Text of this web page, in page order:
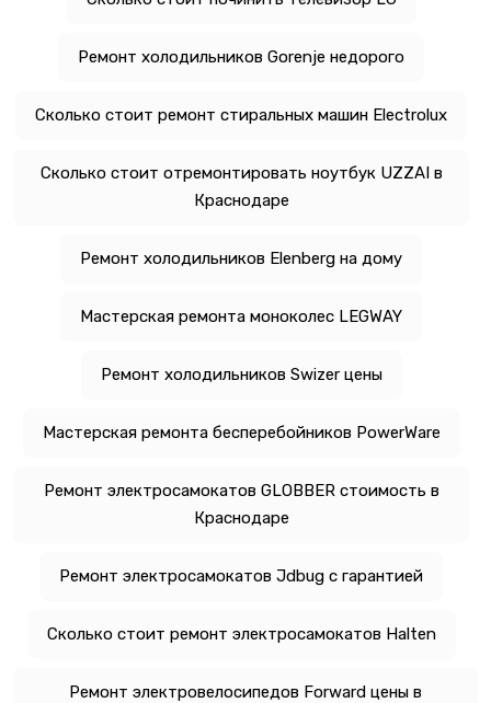
Ремонт холодильников Gorenje недорого
Сколько стоит ремонт стиральных машин Electrolux
Сколько стоит отремонтировать ноутбук UZZAI в
Краснодаре
Ремонт холодильников Elenberg на дому
Мастерская ремонта моноколес LEGWAY
Ремонт холодильников Swizer цены
Мастерская ремонта бесперебойников PowerWare
Ремонт электросамокатов GLOBBER стоимость в
Краснодаре
Ремонт электросамокатов Jdbug с гарантией
Сколько стоит ремонт электросамокатов Halten
Ремонт электровелосипедов Forward цены в